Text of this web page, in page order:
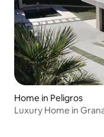
Home in Peligros
Luxury Home in